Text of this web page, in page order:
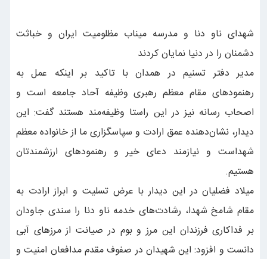
شهدای ناو دنا و مدرسه میناب مظلومیت ایران و خباثت
دشمنان را در دنیا نمایان کردند
مدیر دفتر تسنیم در همدان با تاکید بر اینکه عمل به
رهنمودهای مقام معظم رهبری وظیفه آحاد جامعه است و
اصحاب رسانه نیز در این راستا وظیفه‌مند هستند گفت: این
دیدار، نشان‌دهنده عمق ارادت و سپاسگزاری ما از خانواده معظم
شهداست و نیازمند دعای خیر و رهنمود‌های ارزشمندتان
هستیم.
میلاد فضلیان در این دیدار با عرض تسلیت و ابراز ارادت به
مقام شامخ شهدا، رشادت‌های خدمه ناو دنا را سندی جاودان
بر فداکاری فرزندان این مرز و بوم در صیانت از مرزهای آبی
دانست و افزود: این شهیدان در صفوف مقدم مدافعان امنیت و